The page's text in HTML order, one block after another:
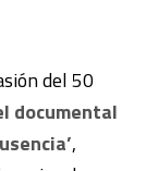
del 50
documental
,